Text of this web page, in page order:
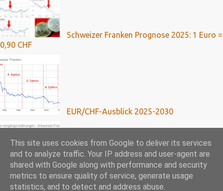
Schweizer Franken Prognose 2025: 1 Euro =
0,90 CHF
EUR/CHF-Ausblick 2025-2030
Franken-Kredite: Umfassende Analyse mit
Ausblick bis 2024
This site uses cookies from Google to deliver its services
and to analyze traffic. Your IP address and user-agent are
shared with Google along with performance and security
metrics to ensure quality of service, generate usage
statistics, and to detect and address abuse.